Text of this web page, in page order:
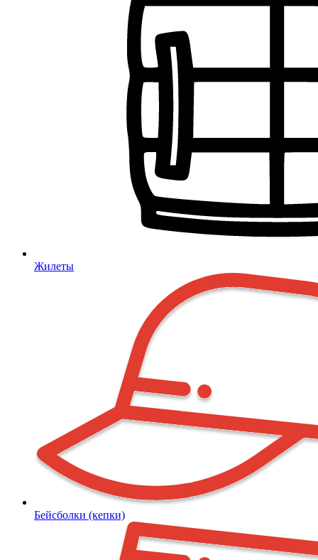
Жилеты
Бейсболки (кепки)